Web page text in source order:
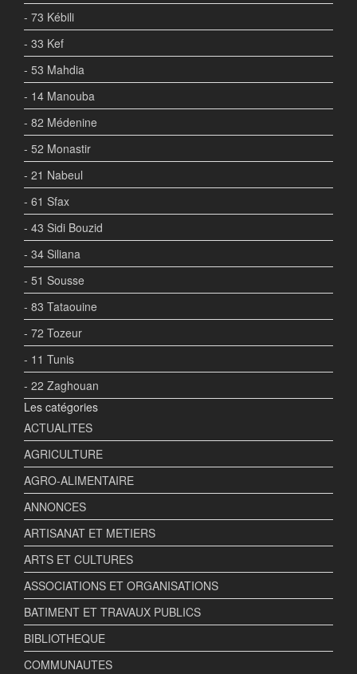
- 73 Kébili
- 33 Kef
- 53 Mahdia
- 14 Manouba
- 82 Médenine
- 52 Monastir
- 21 Nabeul
- 61 Sfax
- 43 Sidi Bouzid
- 34 Siliana
- 51 Sousse
- 83 Tataouine
- 72 Tozeur
- 11 Tunis
- 22 Zaghouan
Les catégories
ACTUALITES
AGRICULTURE
AGRO-ALIMENTAIRE
ANNONCES
ARTISANAT ET METIERS
ARTS ET CULTURES
ASSOCIATIONS ET ORGANISATIONS
BATIMENT ET TRAVAUX PUBLICS
BIBLIOTHEQUE
COMMUNAUTES